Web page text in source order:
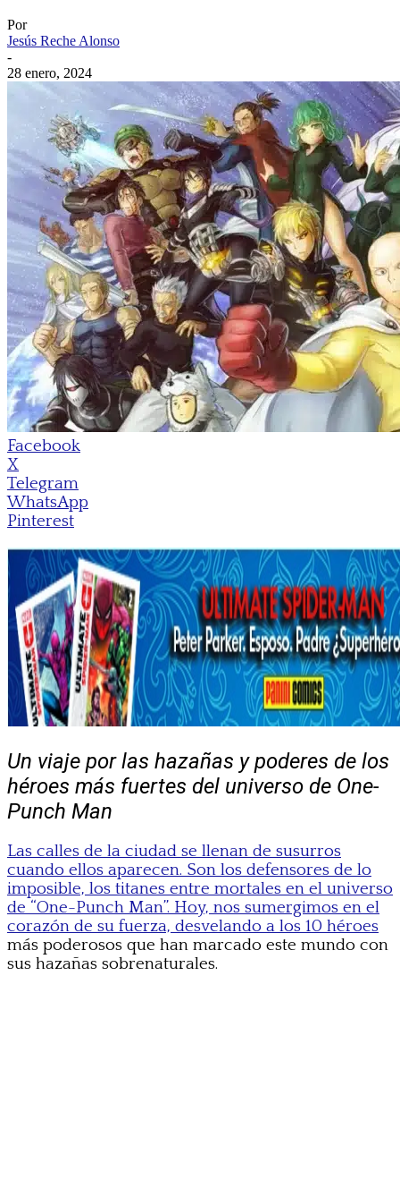
Por
Jesús Reche Alonso
-
28 enero, 2024
Facebook
X
Telegram
WhatsApp
Pinterest
Un viaje por las hazañas y poderes de los
héroes más fuertes del universo de One-
Punch Man
Las calles de la ciudad se llenan de susurros
cuando ellos aparecen. Son los defensores de lo
imposible, los titanes entre mortales en el universo
de “One-Punch Man”. Hoy, nos sumergimos en el
corazón de su fuerza, desvelando a los 10 héroes
más poderosos que han marcado este mundo con
sus hazañas sobrenaturales.